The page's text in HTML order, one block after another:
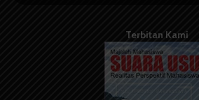
Terbitan Kami